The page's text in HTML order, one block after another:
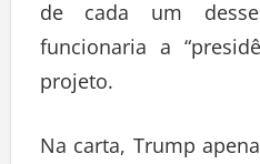
de cada um
funcionaria a
projeto.
Na carta, Trump